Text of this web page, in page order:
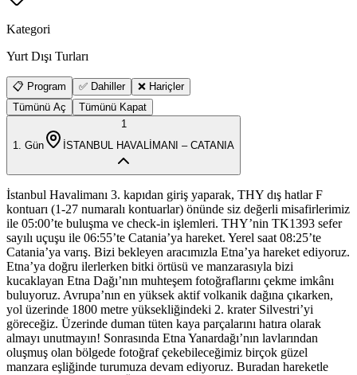
Kategori
Yurt Dışı Turları
📋 Program ✅ Dahiller
❌ Hariçler
Tümünü Aç
Tümünü Kapat
1
1
. Gün İSTANBUL HAVALİMANI – CATANIA
İstanbul Havalimanı 3. kapıdan giriş yaparak, THY dış hatlar F
kontuarı (1-27 numaralı kontuarlar) önünde siz değerli misafirlerimiz
ile 05:00’te buluşma ve check-in işlemleri. THY’nin TK1393 sefer
sayılı uçuşu ile 06:55’te Catania’ya hareket. Yerel saat 08:25’te
Catania’ya varış. Bizi bekleyen aracımızla Etna’ya hareket ediyoruz.
Etna’ya doğru ilerlerken bitki örtüsü ve manzarasıyla bizi
kucaklayan Etna Dağı’nın muhteşem fotoğraflarını çekme imkânı
buluyoruz. Avrupa’nın en yüksek aktif volkanik dağına çıkarken,
yol üzerinde 1800 metre yüksekliğindeki 2. krater Silvestri’yi
göreceğiz. Üzerinde duman tüten kaya parçalarını hatıra olarak
almayı unutmayın! Sonrasında Etna Yanardağı’nın lavlarından
oluşmuş olan bölgede fotoğraf çekebileceğimiz birçok güzel
manzara eşliğinde turumuza devam ediyoruz. Buradan hareketle